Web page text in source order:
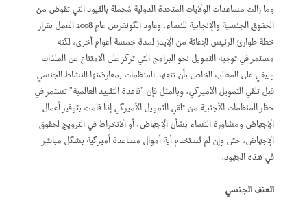
وما زالت مساعدات الولايات المتحدة الدولية مُحملة بالقيود التي تقوض من
الحقوق الجنسية والإنجابية للنساء. وعاود الكونغرس عام 2008 العمل بقرار
خطة طوارئ الرئيس للإغاثة من الإيدز لمدة خمسة أعوام أخرى، لكنه
مستمر في توجيه التمويل نحو البرامج التي تركز على الامتناع عن الملذات
ويبقي على المطلب الخاص بأن تتعهد المنظمات بمعارضتها للنشاط الجنسي
قبل تلقي التمويل الأميركي. وبالمثل فإن "قاعدة التقييد العالمية" تستمر في
حظر المنظمات الأجنبية من تلقي التمويل الأميركي إذا قامت بتوفير أعمال
الإجهاض ومشاورة النساء بشأن الإجهاض، أو الانخراط في الترويج لحقوق
الإجهاض، حتى وإن لم تُستخدم أية أموال مساعدة أميركية بشكل مباشر
في هذه الجهود.
العنف الجنسي